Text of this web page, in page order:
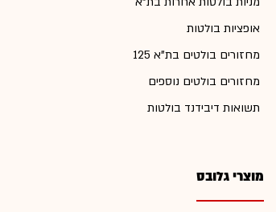
אופציות בולטות
מחזורים בולטים בת"א 125
מחזורים בולטים נוספים
תשואות דיבידנד בולטות
מוצרי גלובס